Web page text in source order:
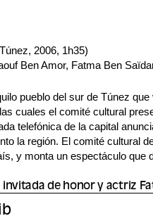
2006, 1h35)
Ben Amor, Fatma Ben
pueblo del sur de Túnez
cuales el comité cultural
telefónica de la capital
la región. El comité cultural
y monta un espectáculo que
invitada de honor y actriz